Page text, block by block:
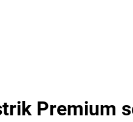
Premium